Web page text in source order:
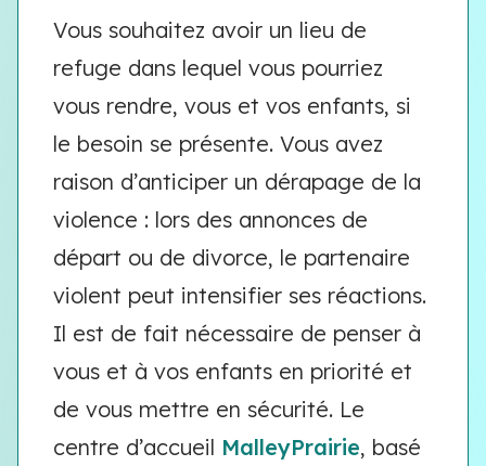
Vous souhaitez avoir un lieu de
refuge dans lequel vous pourriez
vous rendre, vous et vos enfants, si
le besoin se présente. Vous avez
raison d’anticiper un dérapage de la
violence : lors des annonces de
départ ou de divorce, le partenaire
violent peut intensifier ses réactions.
Il est de fait nécessaire de penser à
vous et à vos enfants en priorité et
de vous mettre en sécurité. Le
centre d’accueil MalleyPrairie, basé